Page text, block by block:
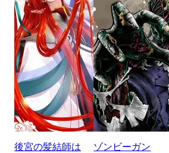
後宮の髪結師は
ゾンビーガン